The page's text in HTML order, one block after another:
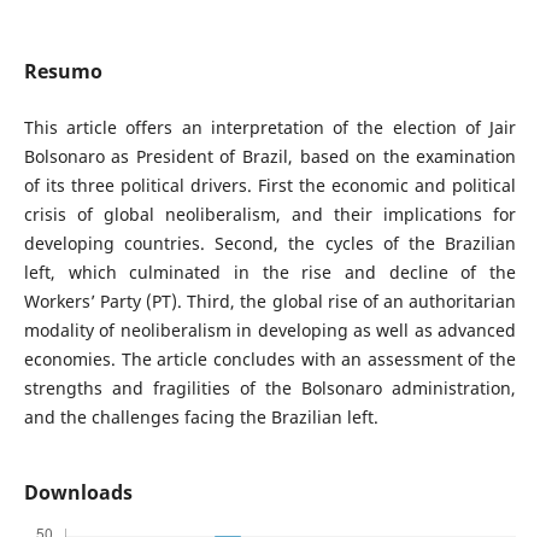
Resumo
This article offers an interpretation of the election of Jair
Bolsonaro as President of Brazil, based on the examination
of its three political drivers. First the economic and political
crisis of global neoliberalism, and their implications for
developing countries. Second, the cycles of the Brazilian
left, which culminated in the rise and decline of the
Workers’ Party (PT). Third, the global rise of an authoritarian
modality of neoliberalism in developing as well as advanced
economies. The article concludes with an assessment of the
strengths and fragilities of the Bolsonaro administration,
and the challenges facing the Brazilian left.
Downloads